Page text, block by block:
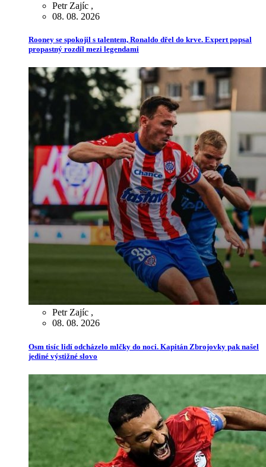
Petr Zajíc ,
08. 08. 2026
Rooney se spokojil s talentem, Ronaldo dřel do krve. Expert popsal
propastný rozdíl mezi legendami
Petr Zajíc ,
08. 08. 2026
Osm tisíc lidí odcházelo mlčky do noci. Kapitán Zbrojovky pak našel
jediné výstižné slovo